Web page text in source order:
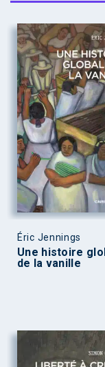
Éric Jennings
Une histoire
de la vanille